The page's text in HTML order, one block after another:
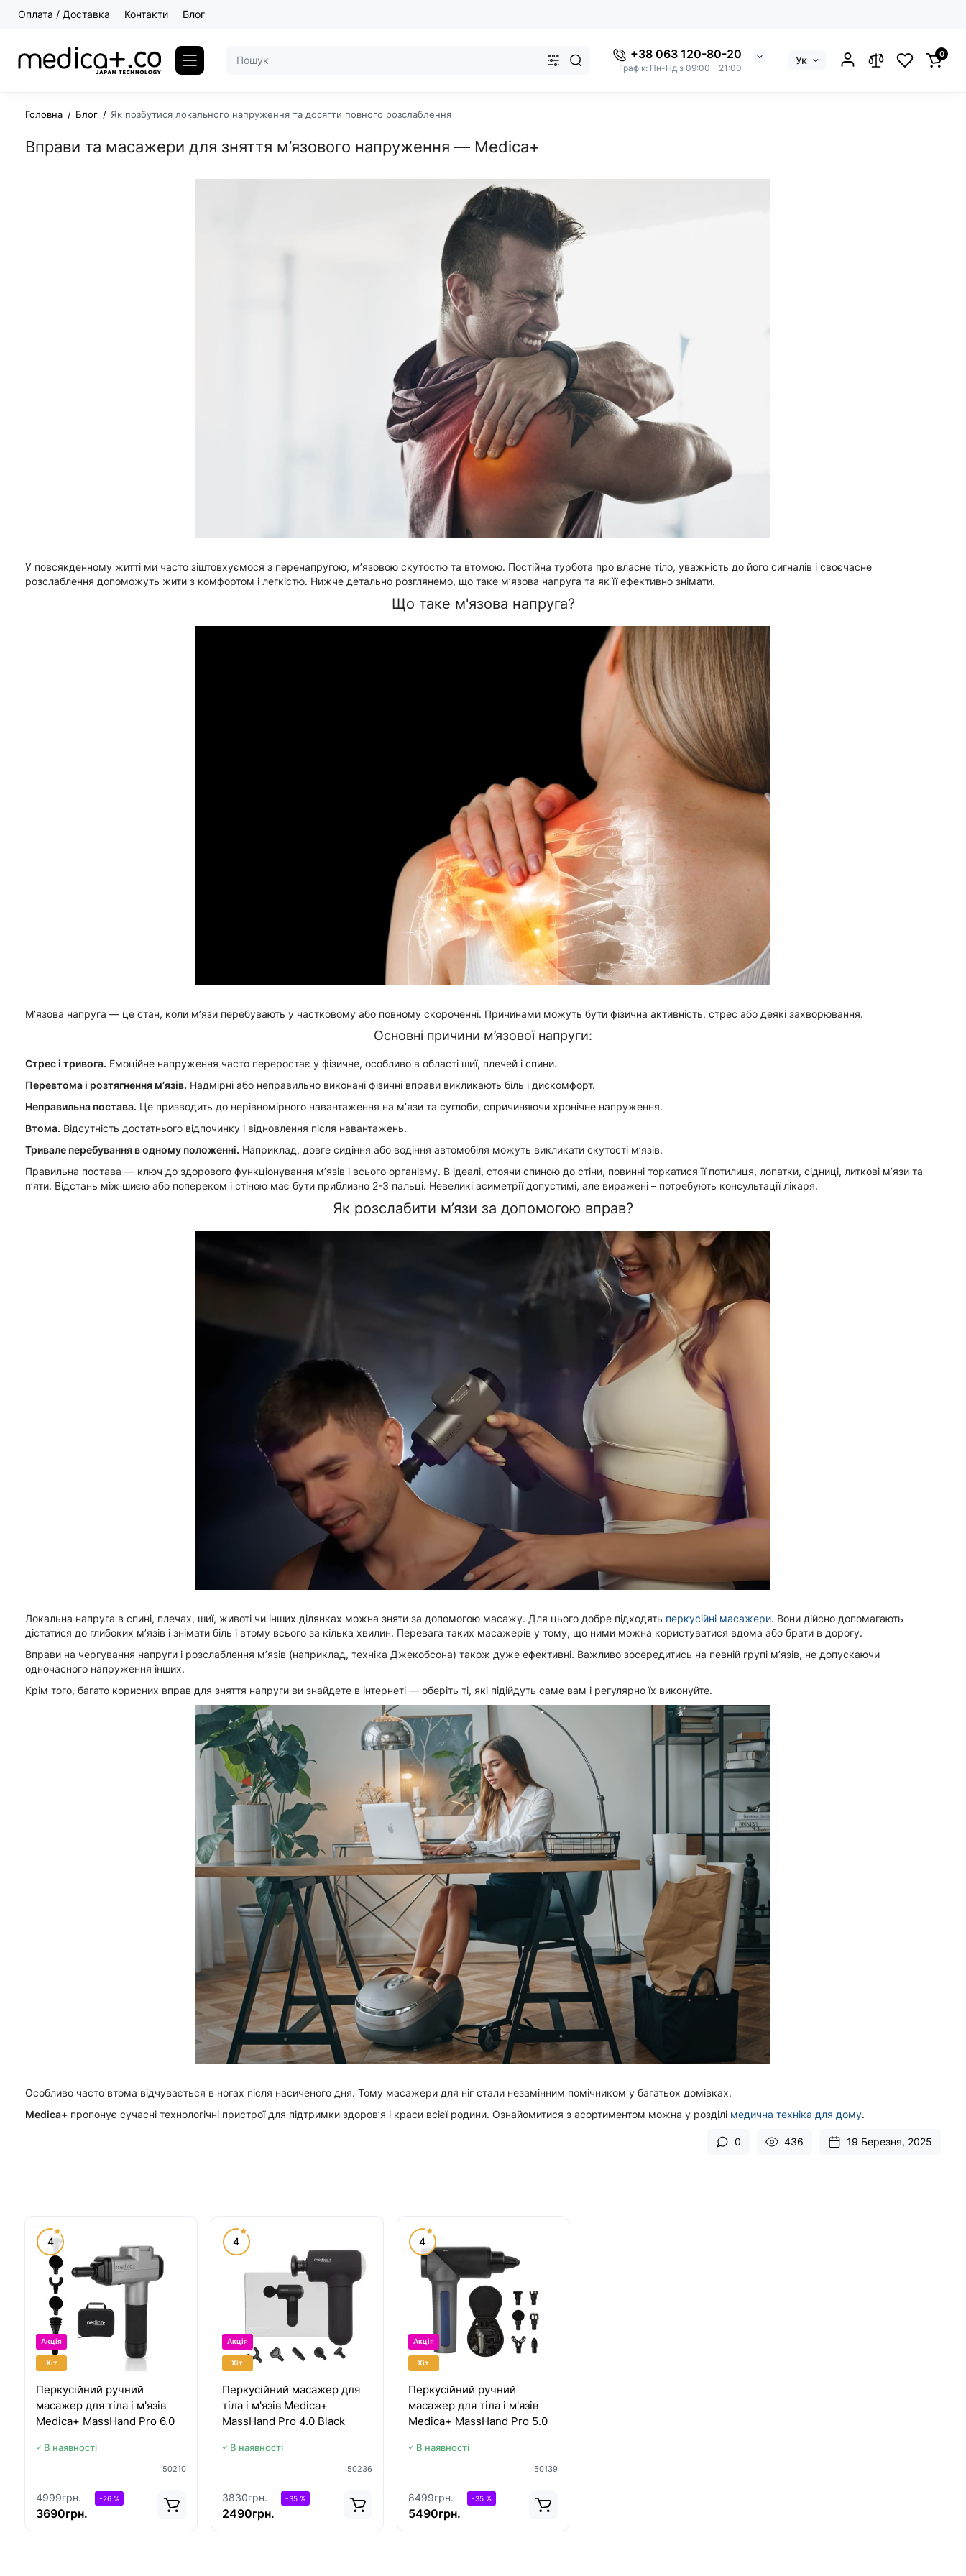
Оплата / Доставка Контакти Блог
+38 063 120-80-20
Графік: Пн-Нд з 09:00 - 21:00
Ук 0
Головна Блог Як позбутися локального напруження та досягти повного розслаблення
Вправи та масажери для зняття м’язового напруження — Medica+
У повсякденному житті ми часто зіштовхуємося з перенапругою, м’язовою скутостю та втомою. Постійна турбота про власне тіло, уважність до його сигналів і своєчасне
розслаблення допоможуть жити з комфортом і легкістю. Нижче детально розглянемо, що таке м’язова напруга та як її ефективно знімати.
Що таке м'язова напруга?
М’язова напруга — це стан, коли м’язи перебувають у частковому або повному скороченні. Причинами можуть бути фізична активність, стрес або деякі захворювання.
Основні причини м’язової напруги:
Стрес і тривога. Емоційне напруження часто переростає у фізичне, особливо в області шиї, плечей і спини.
Перевтома і розтягнення м’язів. Надмірні або неправильно виконані фізичні вправи викликають біль і дискомфорт.
Неправильна постава. Це призводить до нерівномірного навантаження на м’язи та суглоби, спричиняючи хронічне напруження.
Втома. Відсутність достатнього відпочинку і відновлення після навантажень.
Тривале перебування в одному положенні. Наприклад, довге сидіння або водіння автомобіля можуть викликати скутості м’язів.
Правильна постава — ключ до здорового функціонування м’язів і всього організму. В ідеалі, стоячи спиною до стіни, повинні торкатися її потилиця, лопатки, сідниці, литкові м’язи та
п’яти. Відстань між шиєю або попереком і стіною має бути приблизно 2-3 пальці. Невеликі асиметрії допустимі, але виражені – потребують консультації лікаря.
Як розслабити м’язи за допомогою вправ?
Локальна напруга в спині, плечах, шиї, животі чи інших ділянках можна зняти за допомогою масажу. Для цього добре підходять перкусійні масажери. Вони дійсно допомагають
дістатися до глибоких м’язів і знімати біль і втому всього за кілька хвилин. Перевага таких масажерів у тому, що ними можна користуватися вдома або брати в дорогу.
Вправи на чергування напруги і розслаблення м’язів (наприклад, техніка Джекобсона) також дуже ефективні. Важливо зосередитись на певній групі м’язів, не допускаючи
одночасного напруження інших.
Крім того, багато корисних вправ для зняття напруги ви знайдете в інтернеті — оберіть ті, які підійдуть саме вам і регулярно їх виконуйте.
Особливо часто втома відчувається в ногах після насиченого дня. Тому масажери для ніг стали незамінним помічником у багатьох домівках.
Medica+ пропонує сучасні технологічні пристрої для підтримки здоров’я і краси всієї родини. Ознайомитися з асортиментом можна у розділі медична техніка для дому.
0 436 19 Березня, 2025
4
Акція
Хіт
Перкусійний ручний
масажер для тіла і м'язів
Medica+ MassHand Pro 6.0
В наявності
50210
4999грн. -26 %
3690грн.
4
Акція
Хіт
Перкусійний масажер для
тіла і м'язів Medica+
MassHand Pro 4.0 Black
В наявності
50236
3830грн. -35 %
2490грн.
4
Акція
Хіт
Перкусійний ручний
масажер для тіла і м'язів
Medica+ MassHand Pro 5.0
В наявності
50139
8499грн. -35 %
5490грн.